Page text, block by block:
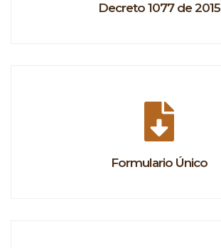
Decreto 1077 de 2015
Formulario Único